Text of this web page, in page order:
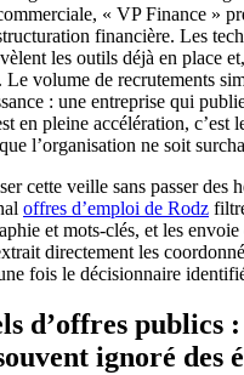
« VP Finance »
financière. Les
les outils déjà en place
Le volume de recrutements
: une entreprise qui
en pleine accélération, c’est
l’organisation ne soit
cette veille sans passer des
offres d’emploi de Rodz
et mots-clés, et les
directement les
fois le décisionnaire
d’offres publics
ignoré des